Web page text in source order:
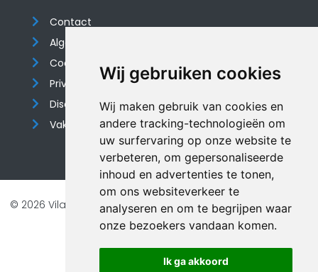
Wij gebruiken cookies
Wij maken gebruik van cookies en
andere tracking-technologieën om
uw surfervaring op onze website te
verbeteren, om gepersonaliseerde
inhoud en advertenties te tonen,
om ons websiteverkeer te
analyseren en om te begrijpen waar
onze bezoekers vandaan komen.
Ik ga akkoord
Contact
Algemene voorwaarden
Cookieverklaring
Privacyverklaring
Disclaimer
Vakantiehuis website
© 2026 Vilando Vakantiehuizen |Website door FalcoTravel
Veilig online betalen met